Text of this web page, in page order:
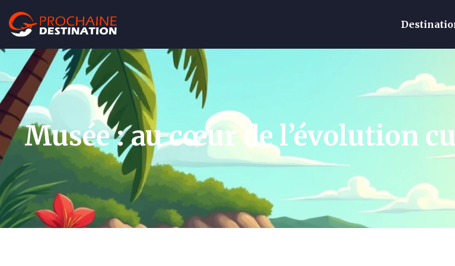
Musée : au cœur de l’évolution